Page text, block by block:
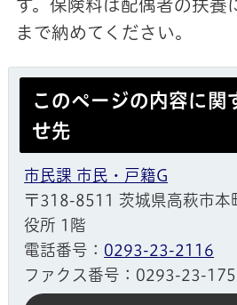
す。保険料は配偶者の扶養
まで納めてください。
このページの内容に関
せ先
市民課 市民・戸籍G
〒318-8511 茨城県高萩市
役所 1階
電話番号： 0293-23-2116
ファクス番号：0293-23-